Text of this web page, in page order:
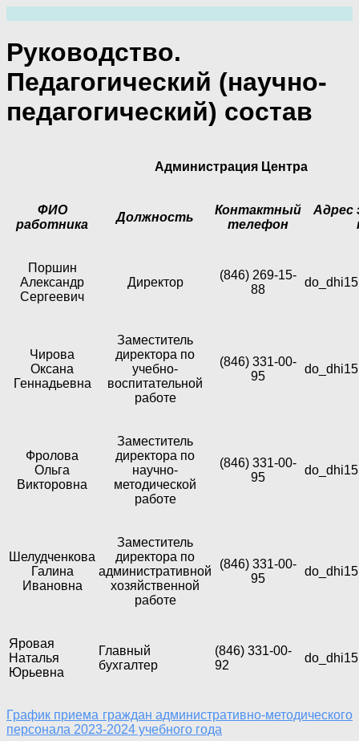
содержимому
Руководство.
Педагогический (научно-
педагогический) состав
Администрация Центра
ФИО
работника
Должность
Контактный
телефон
Адрес
Поршин
Александр
Сергеевич
Директор
(846) 269-15-
88
Чирова
Оксана
Геннадьевна
Заместитель
директора по
учебно-
воспитательной
работе
(846) 331-00-
95
Фролова
Ольга
Викторовна
Заместитель
директора по
научно-
методической
работе
(846) 331-00-
95
Шелудченкова
Галина
Ивановна
Заместитель
директора по
административной
хозяйственной
работе
(846) 331-00-
95
Яровая
Наталья
Юрьевна
Главный
бухгалтер
(846) 331-00-
92
График приема граждан административно-методического
персонала 2023-2024 учебного года